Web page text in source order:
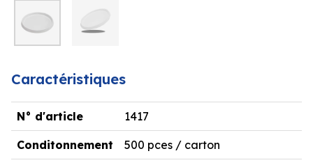
Caractéristiques
N° d'article 1417
Conditonnement 500 pces / carton